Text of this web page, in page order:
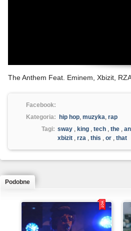
The Anthem Feat. Eminem, Xbizit,
Facebook:
Kategoria:
hip hop, muzyka, rap
Tagi: sway , king , tech , the ,
xbizit , rza , this , or , that
Podobne